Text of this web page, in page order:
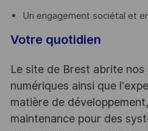
Un engagement sociétal et
Votre quotidien
Le site de Brest abrite
numériques ainsi que
matière de
maintenance pour des